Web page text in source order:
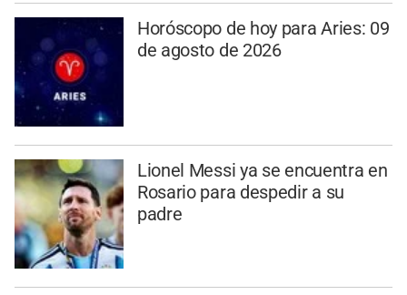
Horóscopo de hoy para Aries: 09
de agosto de 2026
Lionel Messi ya se encuentra en
Rosario para despedir a su
padre